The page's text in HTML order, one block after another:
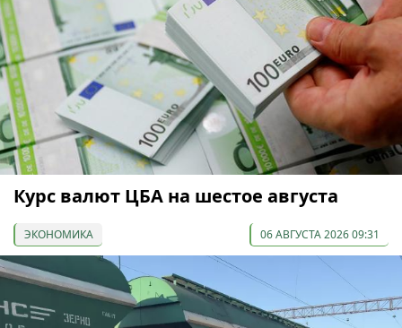
Курс валют ЦБА на шестое августа
ЭКОНОМИКА 06 АВГУСТА 2026 09:31